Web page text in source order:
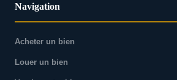
Navigation
Acheter un bien
Louer un bien